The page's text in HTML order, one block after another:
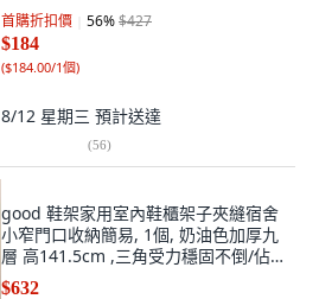
首購折扣價 56%$427
$184
($184.00/1個)
8/12 星期三 預計送達
(56)
good 鞋架家用室內鞋櫃架子夾縫宿舍
小窄門口收納簡易, 1個, 奶油色加厚九
層 高141.5cm ,三角受力穩固不倒/佔
地小省空間
$632